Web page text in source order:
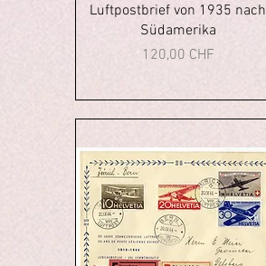
Vista rapida
Luftpostbrief von 1935 nach
Südamerika
Prezzo
120,00 CHF